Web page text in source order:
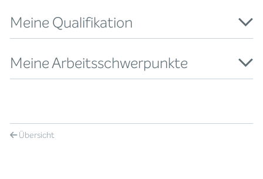
Meine Qualifikation
Meine Arbeitsschwerpunkte
Übersicht